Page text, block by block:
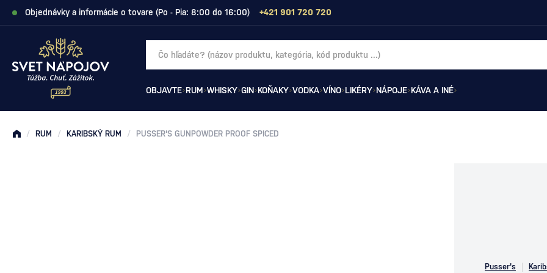
Objednávky a informácie o tovare (Po - Pia: 8:00 do 16:00) +421 901 720 720
OBJAVTE RUM WHISKY GIN KOŇAKY VODKA VÍNO LIKÉRY NÁPOJE KÁVA A INÉ
/ RUM / KARIBSKÝ RUM / PUSSER'S GUNPOWDER PROOF SPICED
Pusser's